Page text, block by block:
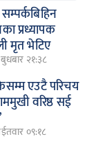
प्रध्यापक
मृत भेटिए
२१:३८
एउटै परिचय
वरिष्ठ सई
०९:१८